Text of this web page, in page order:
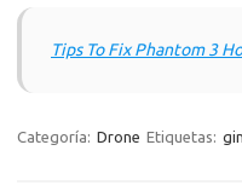
Tips To Fix Phantom 3
Categoría: Drone Etiquetas: